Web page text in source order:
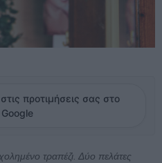
προτιμήσεις σας στο
Google
τραπέζι. Δύο πελάτες